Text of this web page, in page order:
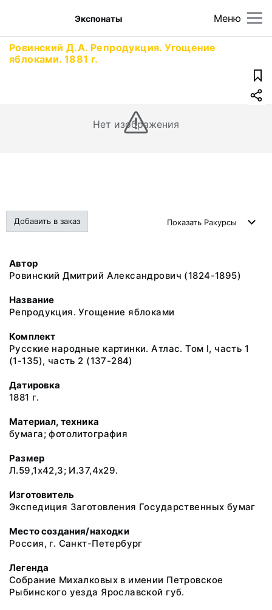
Меню
Экспонаты
Ровинский Д.А. Репродукция. Угощение
яблоками. 1881 г.
Нет изображения
Добавить в заказ Показать Ракурсы
Автор
Ровинский Дмитрий Александрович (1824-1895)
Название
Репродукция. Угощение яблоками
Комплект
Русские народные картинки. Атлас. Том I, часть 1
(1-135), часть 2 (137-284)
Датировка
1881 г.
Материал, техника
бумага; фотолитография
Размер
Л.59,1x42,3; И.37,4x29.
Изготовитель
Экспедиция Заготовления Государственных бумаг
Место создания/находки
Россия, г. Санкт-Петербург
Легенда
Собрание Михалковых в имении Петровское
Рыбинского уезда Ярославской губ.